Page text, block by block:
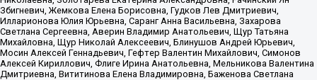
Збигневич, Жемкова Елена Борисовна, Гудков Лев Дмитриевич,
Илларионова Юлия Юрьевна, Саранг Анна Васильевна, Захарова
Светлана Сергеевна, Аверин Владимир Анатольевич, Щур Татьяна
Михайловна, Щур Николай Алексеевич, Блинушов Андрей Юрьевич,
Мосин Алексей Геннадьевич, Гефтер Валентин Михайлович, Симонов
Алексей Кириллович, Флиге Ирина Анатольевна, Мельникова Валентина
Дмитриевна, Вититинова Елена Владимировна, Баженова Светлана